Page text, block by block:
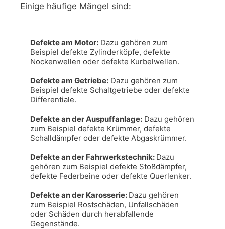
Einige häufige Mängel sind:
Defekte am Motor: Dazu gehören zum
Beispiel defekte Zylinderköpfe, defekte
Nockenwellen oder defekte Kurbelwellen.
Defekte am Getriebe: Dazu gehören zum
Beispiel defekte Schaltgetriebe oder defekte
Differentiale.
Defekte an der Auspuffanlage: Dazu gehören
zum Beispiel defekte Krümmer, defekte
Schalldämpfer oder defekte Abgaskrümmer.
Defekte an der Fahrwerkstechnik: Dazu
gehören zum Beispiel defekte Stoßdämpfer,
defekte Federbeine oder defekte Querlenker.
Defekte an der Karosserie: Dazu gehören
zum Beispiel Rostschäden, Unfallschäden
oder Schäden durch herabfallende
Gegenstände.